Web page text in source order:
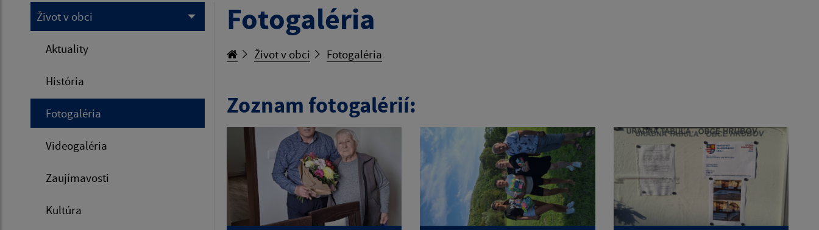
Život v obci
Aktuality
História
Fotogaléria
Videogaléria
Zaujímavosti
Kultúra
Fotogaléria
Život v obci Fotogaléria
Zoznam fotogalérií: